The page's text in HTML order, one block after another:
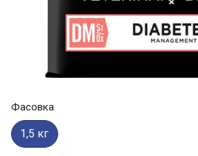
Фасовка
1,5 кг